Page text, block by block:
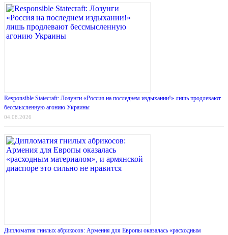
Responsible Statecraft: Лозунги «Россия на последнем издыхании!» лишь продлевают
бессмысленную агонию Украины
04.08.2026
Дипломатия гнилых абрикосов: Армения для Европы оказалась «расходным